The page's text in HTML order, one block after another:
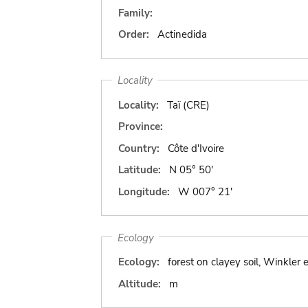
Family:
Order:
Actinedida
Locality
Locality:
Taï (CRE)
Province:
Country:
Côte d'Ivoire
Latitude:
N 05° 50'
Longitude:
W 007° 21'
Ecology
Ecology:
forest on clayey soil, Winkler
Altitude:
m